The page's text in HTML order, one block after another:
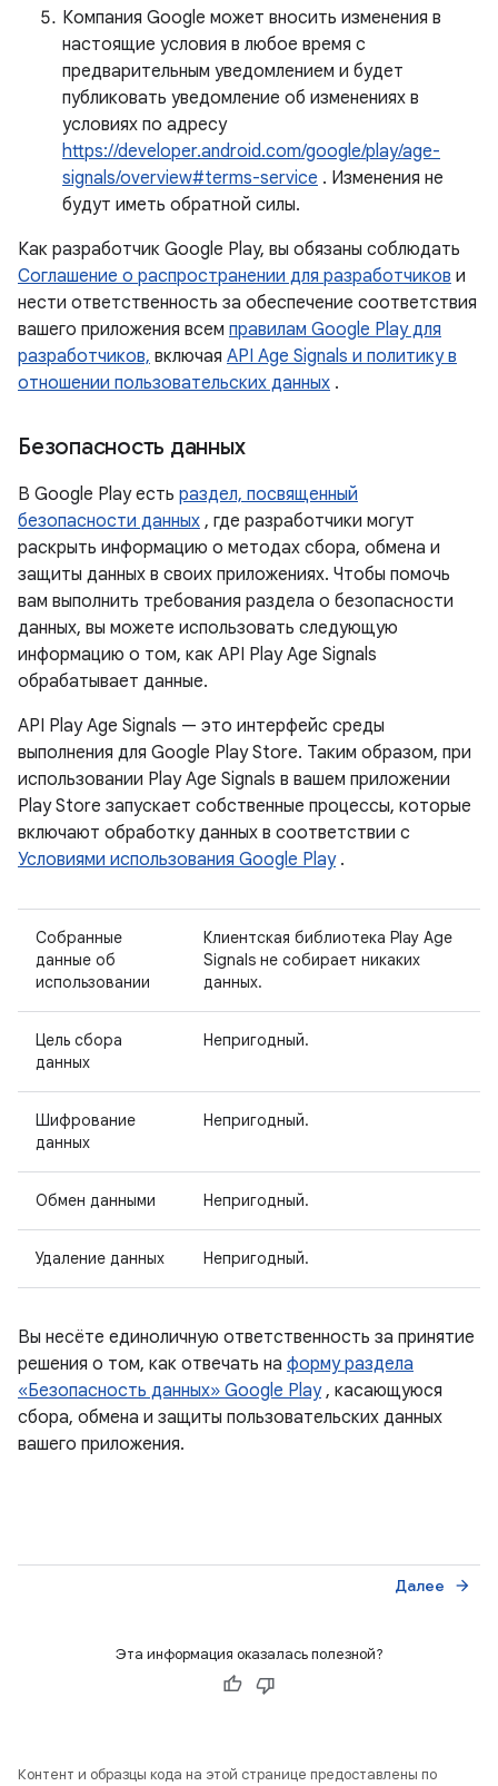
Компания Google может вносить изменения в
настоящие условия в любое время с
предварительным уведомлением и будет
публиковать уведомление об изменениях в
условиях по адресу
https://developer.android.com/google/play/age-
signals/overview#terms-service . Изменения не
будут иметь обратной силы.
Как разработчик Google Play, вы обязаны соблюдать
Соглашение о распространении для разработчиков и
нести ответственность за обеспечение соответствия
вашего приложения всем правилам Google Play для
разработчиков, включая API Age Signals и политику в
отношении пользовательских данных .
Безопасность данных
В Google Play есть раздел, посвященный
безопасности данных , где разработчики могут
раскрыть информацию о методах сбора, обмена и
защиты данных в своих приложениях. Чтобы помочь
вам выполнить требования раздела о безопасности
данных, вы можете использовать следующую
информацию о том, как API Play Age Signals
обрабатывает данные.
API Play Age Signals — это интерфейс среды
выполнения для Google Play Store. Таким образом, при
использовании Play Age Signals в вашем приложении
Play Store запускает собственные процессы, которые
включают обработку данных в соответствии с
Условиями использования Google Play.
Собранные
данные об
использовании
Клиентская библиотека Play Age
Signals не собирает никаких
данных.
Цель сбора
данных
Непригодный.
Шифрование
данных
Непригодный.
Обмен данными Непригодный.
Удаление данных Непригодный.
Вы несёте единоличную ответственность за принятие
решения о том, как отвечать на форму раздела
«Безопасность данных» Google Play, касающуюся
сбора, обмена и защиты пользовательских данных
вашего приложения.
Далее arrow_forward
Эта информация оказалась полезной?
Контент и образцы кода на этой странице предоставлены по